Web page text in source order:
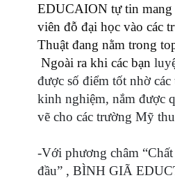
EDUCAION tự tin
viên đỗ đại học vào các
Thuật đang nằm trong
Ngoài ra khi các bạn
được số điểm tốt nhờ
kinh nghiệm, nắm được
vẽ cho các trường Mỹ
-Với phương châm
đầu” , BÌNH GIÃ